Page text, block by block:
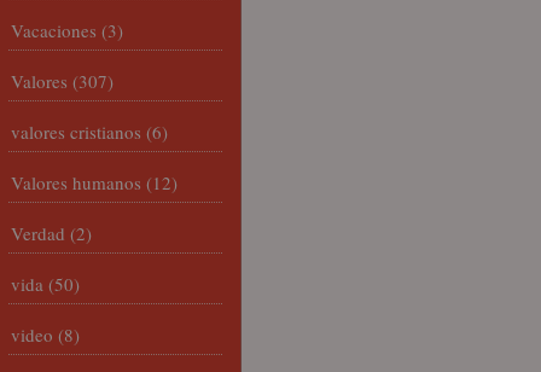
Vacaciones (3)
Valores (307)
valores cristianos (6)
Valores humanos (12)
Verdad (2)
vida (50)
video (8)